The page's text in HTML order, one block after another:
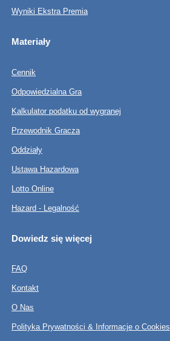
Wyniki Ekstra Premia
Materiały
Cennik
Odpowiedzialna Gra
Kalkulator podatku od wygranej
Przewodnik Gracza
Oddziały
Ustawa Hazardowa
Lotto Online
Hazard - Legalność
Dowiedz się więcej
FAQ
Kontakt
O Nas
Polityka Prywatności & Informacje o Cookies